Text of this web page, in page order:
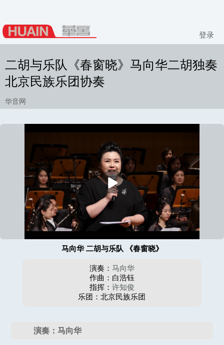
登录
二胡与乐队《春窗晓》马向华二胡独奏
北京民族乐团协奏
华音网
播
放
马向华 二胡与乐队 《春窗晓》
演奏： 马向华
作曲：白浩钰
指挥： 许知俊
乐团：北京民族乐团
演奏：马向华